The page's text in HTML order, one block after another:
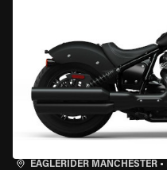
EAGLERIDER MANCHESTER •